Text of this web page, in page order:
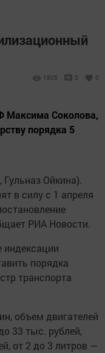
1805 0 0
Максима Соколова,
порядка 5
Ойкина).
в силу с 1 апреля
РИА Новости.
индексации
порядка
транспорта
объем двигателей
33 тыс. рублей,
от 2 до 3 литров —